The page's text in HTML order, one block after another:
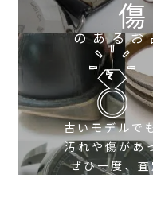
傷
のある
古いモデルで
汚れや傷があ
ぜひ一度、